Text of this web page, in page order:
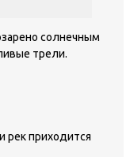
солнечным
трели.
рек приходится